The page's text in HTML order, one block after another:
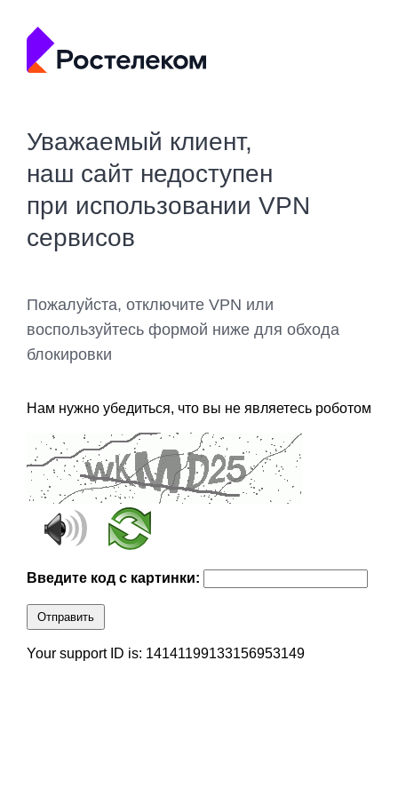
Уважаемый клиент,
наш сайт недоступен
при использовании VPN
сервисов
Пожалуйста, отключите VPN или
воспользуйтесь формой ниже для обхода
блокировки
Нам нужно убедиться, что вы не являетесь роботом
Введите код с картинки:
Отправить
Your support ID is: 14141199133156953149